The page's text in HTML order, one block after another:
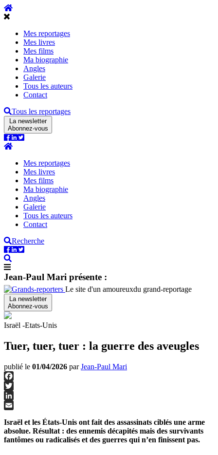
Mes reportages
Mes livres
Mes films
Ma biographie
Angles
Galerie
Tous les auteurs
Contact
Tous les reportages
La newsletter
Abonnez-vous
Mes reportages
Mes livres
Mes films
Ma biographie
Angles
Galerie
Tous les auteurs
Contact
Recherche
Jean-Paul Mari présente :
Le site d'un amoureuxdu grand-reportage
La newsletter
Abonnez-vous
Israël -Etats-Unis
Tuer, tuer, tuer : la guerre des aveugles
publié le 01/04/2026 parJean-Paul Mari
Facebook
Twitter
LinkedIn
Israël et les États-Unis ont fait des assassinats ciblés une arme
absolue. Résultat : des ennemis décapités mais des survivants
fantômes ou radicalisés et des guerres qui n’en finissent pas.